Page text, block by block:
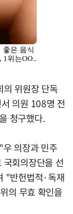
위원장 단독
의원 108명 전
청구했다.
의장과 민주
회의장단을 선
"반헌법적·독재
의 무효 확인을